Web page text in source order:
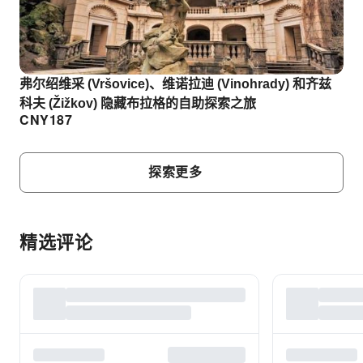
弗尔绍维采 (Vršovice)、维诺拉迪 (Vinohrady) 和齐兹
科夫 (Žižkov) 隐藏布拉格的自助探索之旅
CNY187
探索更多
精选评论